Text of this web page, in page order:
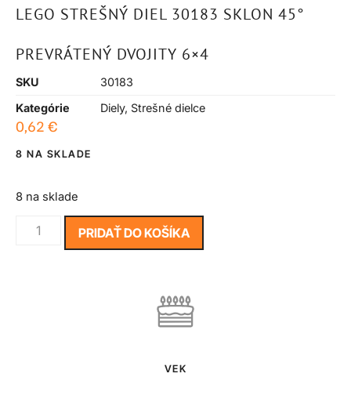
LEGO STREŠNÝ DIEL 30183 SKLON 45°
PREVRÁTENÝ DVOJITY 6×4
SKU
30183
Kategórie
Diely, Strešné dielce
0,62 €
8 NA SKLADE
8 na sklade
PRIDAŤ DO KOŠÍKA
VEK